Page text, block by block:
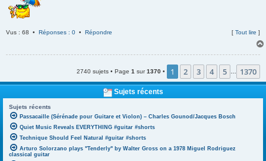
Vus : 68 • Réponses : 0 • Répondre [ Tout lire ]
2740 sujets • Page 1 sur1370 • 1 2 3 4 5 1370
Sujets récents
Sujets récents
Passacaille (Sérénade pour Guitare et Violon) – Charles Gounod/Jacques Bosch
Quiet Music Reveals EVERYTHING #guitar #shorts
Technique Should Feel Natural #guitar #shorts
Arturo Solorzano plays "Tenderly" by Walter Gross on a 1978 Miguel Rodriguez
classical guitar